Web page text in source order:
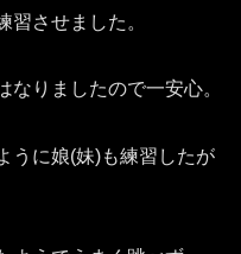
習させました。
なりましたので一安心。
うに娘(妹)も練習したが